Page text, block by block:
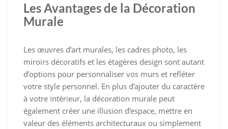
Les Avantages de la Décoration
Murale
Les œuvres d’art murales, les cadres photo, les
miroirs décoratifs et les étagères design sont autant
d’options pour personnaliser vos murs et refléter
votre style personnel. En plus d’ajouter du caractère
à votre intérieur, la décoration murale peut
également créer une illusion d’espace, mettre en
valeur des éléments architecturaux ou simplement